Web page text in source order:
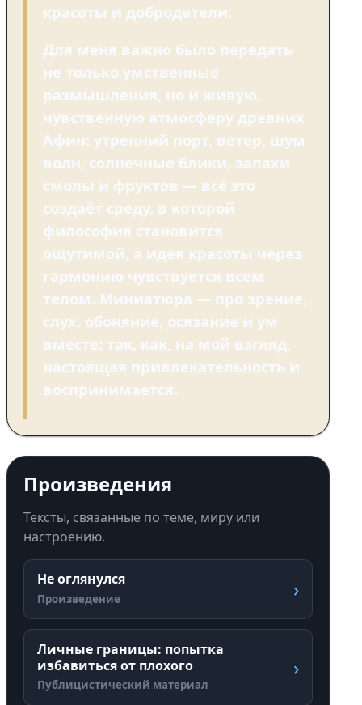
красоты и добродетели.
Для меня важно было передать
не только умственные
размышления, но и живую,
чувственную атмосферу древних
Афин: утренний порт, ветер, шум
волн, солнечные блики, запахи
смолы и фруктов — всё это
создаёт среду, в которой
философия становится
ощутимой, а идея красоты через
гармонию чувствуется всем
телом. Миниатюра — про зрение,
слух, обоняние, осязание и ум
вместе: так, как, на мой взгляд,
настоящая привлекательность и
воспринимается.
Произведения
Тексты, связанные по теме, миру или
настроению.
Не оглянулся
Произведение ›
Личные границы: попытка
избавиться от плохого
Публицистический материал
›